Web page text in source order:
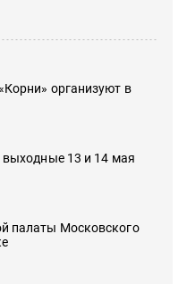
организуют в
выходные 13 и 14 мая
палаты Московского